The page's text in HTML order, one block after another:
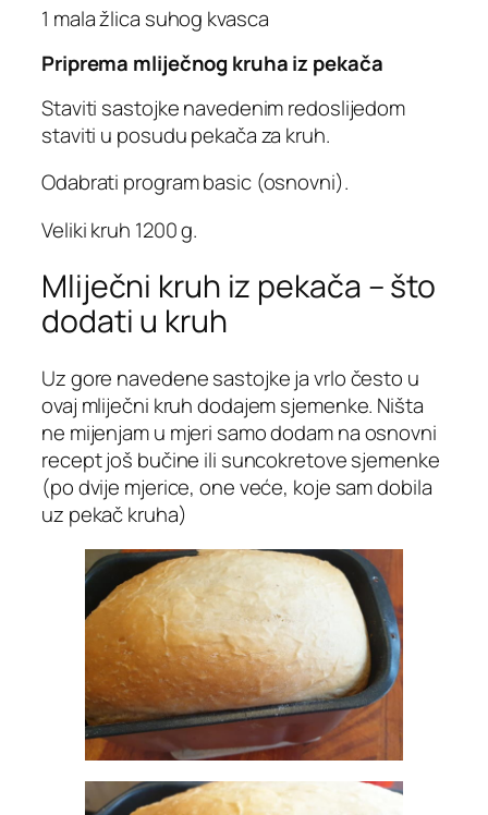
1 mala žlica suhog kvasca
Priprema mliječnog kruha iz pekača
Staviti sastojke navedenim redoslijedom
staviti u posudu pekača za kruh.
Odabrati program basic (osnovni).
Veliki kruh 1200 g.
Mliječni kruh iz pekača – što
dodati u kruh
Uz gore navedene sastojke ja vrlo često u
ovaj mliječni kruh dodajem sjemenke. Ništa
ne mijenjam u mjeri samo dodam na osnovni
recept još bučine ili suncokretove sjemenke
(po dvije mjerice, one veće, koje sam dobila
uz pekač kruha)